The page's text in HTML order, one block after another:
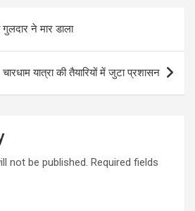
ने मार डाला
चारधाम यात्रा की तैयारियों में जुटा प्रशासन
not be published. Required fields